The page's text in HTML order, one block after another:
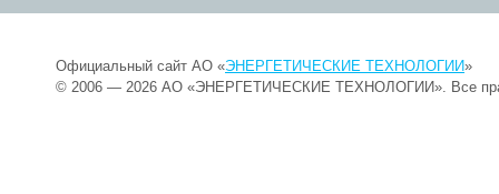
Официальный сайт АО «ЭНЕРГЕТИЧЕСКИЕ ТЕХНОЛОГИИ»
© 2006 — 2026 АО «ЭНЕРГЕТИЧЕСКИЕ ТЕХНОЛОГИИ». Все